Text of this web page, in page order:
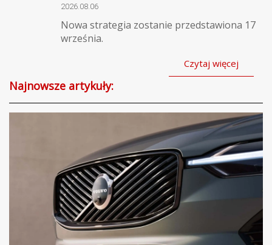
2026.08.06
Nowa strategia zostanie przedstawiona 17
września.
Czytaj więcej
Najnowsze artykuły: